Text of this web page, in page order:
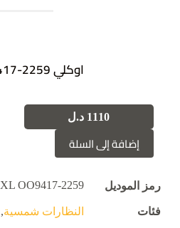
اوكلي XL OO9417-2259
1110 د.ل
إضافة إلى السلة
رمز الموديل XL OO9417-2259
فئات النظارات شمسية,